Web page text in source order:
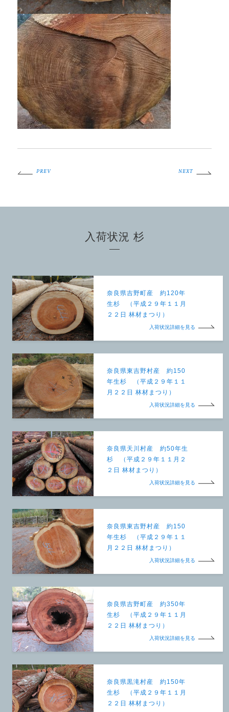
PREV NEXT
入荷状況 杉
奈良県吉野町産 約120年
生杉 （平成２９年１１月
２２日 林材まつり）
入荷状況詳細を見る
奈良県東吉野村産 約150
年生杉 （平成２９年１１
月２２日 林材まつり）
入荷状況詳細を見る
奈良県天川村産 約50年生
杉 （平成２９年１１月２
２日 林材まつり）
入荷状況詳細を見る
奈良県東吉野村産 約150
年生杉 （平成２９年１１
月２２日 林材まつり）
入荷状況詳細を見る
奈良県吉野町産 約350年
生杉 （平成２９年１１月
２２日 林材まつり）
入荷状況詳細を見る
奈良県黒滝村産 約150年
生杉 （平成２９年１１月
２２日 林材まつり）